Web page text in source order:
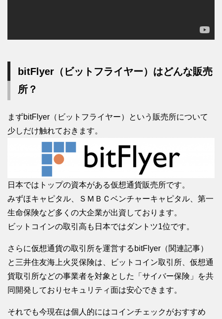
bitFlyer（ビットフライヤー）はどんな販売
所？
まずbitFlyer（ビットフライヤー）という販売所について
少しだけ触れておきます。
日本ではトップの資本がある仮想通貨販売所です。
みずほキャピタル、ＳＭＢＣベンチャーキャピタル、第一
生命保険など多くの大企業が出資しております。
ビットコインの取引高も日本ではダントツ1位です。
さらに仮想通貨の取引所を運営するbitFlyer（関連記事）
と三井住友海上火災保険は、ビットコイン取引所、仮想通
貨取引所などの事業者を対象とした「サイバー保険」を共
同開発しておりセキュリティ面は安心できます。
それでも今現在は個人的にはコインチェックがおすすめ